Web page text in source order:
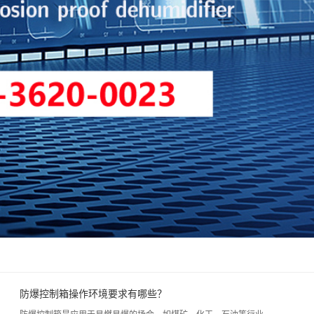
防爆控制箱操作环境要求有哪些？